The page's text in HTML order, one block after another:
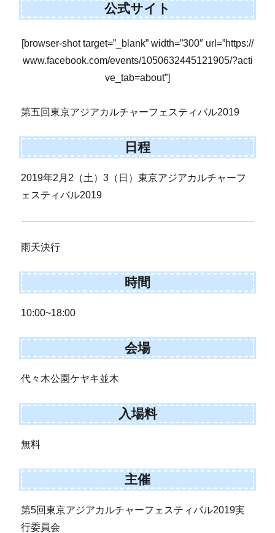
公式サイト
[browser-shot target=”_blank” width=”300″ url=”https://
www.facebook.com/events/1050632445121905/?acti
ve_tab=about”]
第五回東京アジアカルチャーフェスティバル2019
日程
2019年2月2（土）3（日）東京アジアカルチャーフ
ェスティバル2019
雨天決行
時間
10:00~18:00
会場
代々木公園ケヤキ並木
入場料
無料
主催
第5回東京アジアカルチャーフェスティバル2019実
行委員会